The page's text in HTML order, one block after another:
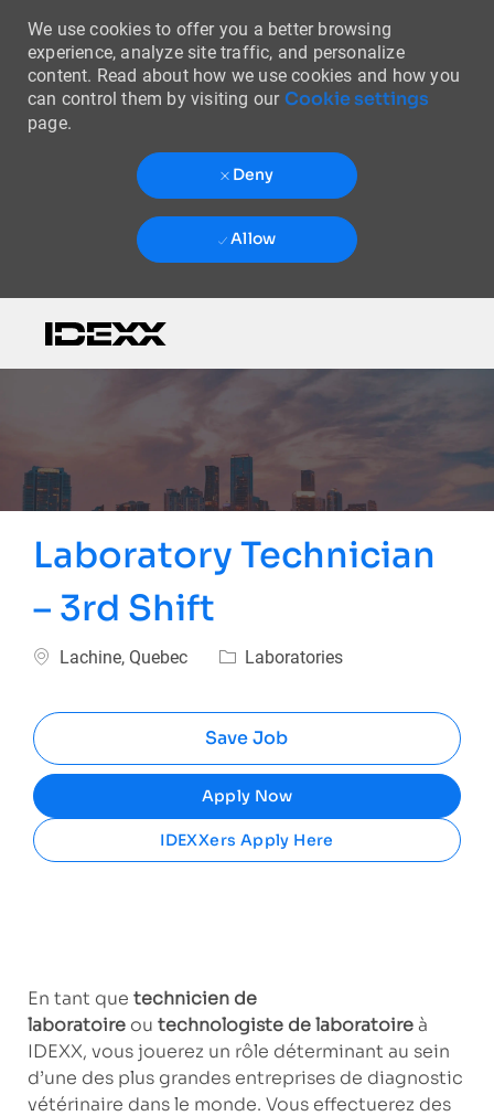
We use cookies to offer you a better browsing
experience, analyze site traffic, and personalize
content. Read about how we use cookies and how you
can control them by visiting our Cookie settings
page.
Deny
Allow
Laboratory Technician
– 3rd Shift
Location
Lachine, Quebec Category
Laboratories
Save Job
Apply Now
IDEXXers Apply Here
En tant que technicien de
laboratoire ou technologiste de laboratoireà
IDEXX, vous jouerez un rôle déterminant au sein
d’une des plus grandes entreprises de diagnostic
vétérinaire dans le monde. Vous effectuerez des